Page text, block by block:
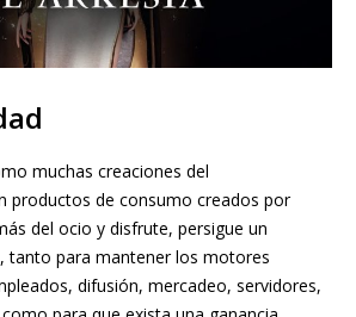
muchas creaciones del
productos de consumo creados por
del ocio y disfrute, persigue un
tanto para mantener los motores
difusión, mercadeo, servidores,